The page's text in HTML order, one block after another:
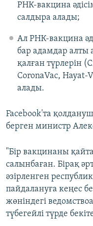
РНК-вакцина
салдыра алады;
Ал РНК-вакцина
бар адамдар
қалған түрлерін
CoronaVac, Hayat-
алады.
Facebook'та
берген министр
"Бір вакцинаны
салынбаған. Бірақ
әзірленген
пайдалануға кеңес
жөніндегі
түбегейлі түрде